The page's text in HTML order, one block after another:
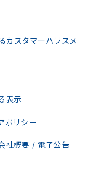
カスタマーハラスメ
表示
ポリシー
社概要 / 電子公告